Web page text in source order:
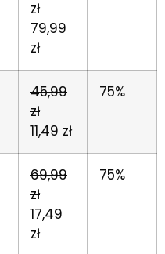
zł
79,99
zł
45,99
zł
11,49 zł
75%
69,99
zł
17,49
zł
75%